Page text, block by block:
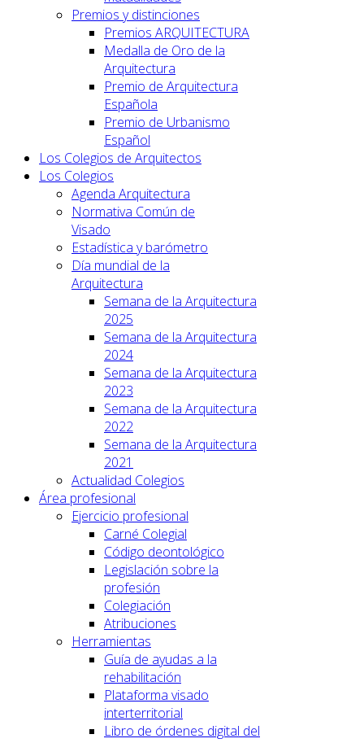
Premios y distinciones
Premios ARQUITECTURA
Medalla de Oro de la
Arquitectura
Premio de Arquitectura
Española
Premio de Urbanismo
Español
Los Colegios de Arquitectos
Los Colegios
Agenda Arquitectura
Normativa Común de
Visado
Estadística y barómetro
Día mundial de la
Arquitectura
Semana de la Arquitectura
2025
Semana de la Arquitectura
2024
Semana de la Arquitectura
2023
Semana de la Arquitectura
2022
Semana de la Arquitectura
2021
Actualidad Colegios
Área profesional
Ejercicio profesional
Carné Colegial
Código deontológico
Legislación sobre la
profesión
Colegiación
Atribuciones
Herramientas
Guía de ayudas a la
rehabilitación
Plataforma visado
interterritorial
Libro de órdenes digital del